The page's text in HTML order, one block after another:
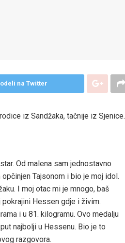
na Twitter
iz Sandžaka, tačnije iz Sjenice.
Od malena sam jednostavno
Tajsonom i bio je moj idol.
I moj otac mi je mnogo, baš
Hessen gdje i živim.
i u 81. kilogramu. Ovo medalju
najbolji u Hessenu. Bio je to
razgovora.